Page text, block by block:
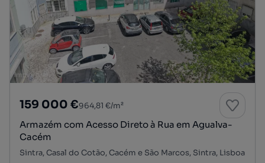
159 000 €964,81 €/m²
Armazém com Acesso Direto à Rua em Agualva-
Cacém
Sintra, Casal do Cotão, Cacém e São Marcos, Sintra, Lisboa